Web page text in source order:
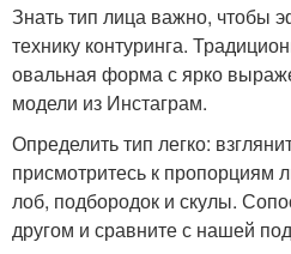
Знать тип лица важно, чтобы
технику контуринга.
овальная форма с ярко
модели из Инстаграм.
Определить тип легко:
присмотритесь к пропорциям
лоб, подбородок и скулы.
другом и сравните с нашей